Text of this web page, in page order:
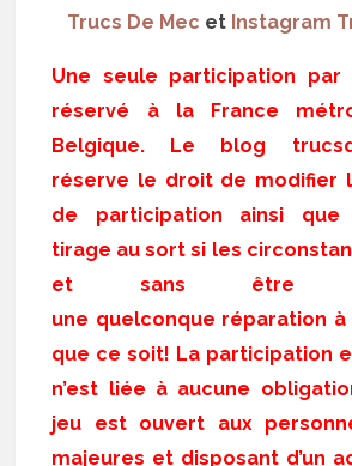
Trucs De Mec et Instagram
Une seule participation par
réservé à la France
Belgique. Le blog
réserve le droit de modifier
de participation ainsi que
tirage au sort si les
et sans être
une quelconque réparation
que ce soit! La participation
n’est liée à aucune
jeu est ouvert aux
majeures et disposant d’un